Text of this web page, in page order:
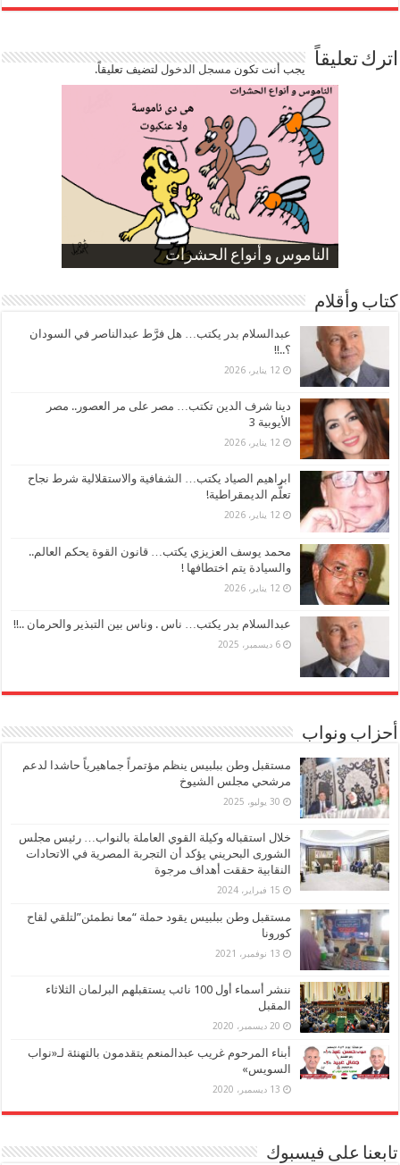
اترك تعليقاً يجب أنت تكون مسجل الدخوللتضيف تعليقاً.
الناموس و أنواع الحشرات
الموظفين بعد ارتفاع الأسعار
ارتفاع نسبة الطلاق في مصر
صورة كاركاتيرية
صورة كاركاتيرية
كتاب وأقلام
عبدالسلام بدر يكتب… هل فرَّط عبدالناصر في السودان
؟..!!
12 يناير، 2026
دينا شرف الدين تكتب… مصر على مر العصور.. مصر
الأيوبية 3
12 يناير، 2026
ابراهيم الصياد يكتب… الشفافية والاستقلالية شرط نجاح
تعلُّم الديمقراطية!
12 يناير، 2026
محمد يوسف العزيزي يكتب… قانون القوة يحكم العالم..
والسيادة يتم اختطافها !
12 يناير، 2026
عبدالسلام بدر يكتب… ناس . وناس بين التبذير والحرمان ..!!
6 ديسمبر، 2025
أحزاب ونواب
مستقبل وطن ببلبيس ينظم مؤتمراً جماهيرياً حاشدا لدعم
مرشحي مجلس الشيوخ
30 يوليو، 2025
خلال استقباله وكيلة القوي العاملة بالنواب… رئيس مجلس
الشورى البحريني يؤكد أن التجربة المصرية في الاتحادات
النقابية حققت أهداف مرجوة
15 فبراير، 2024
مستقبل وطن ببلبيس يقود حملة “معا نطمئن”لتلقي لقاح
كورونا
13 نوفمبر، 2021
ننشر أسماء أول 100 نائب يستقبلهم البرلمان الثلاثاء
المقبل
20 ديسمبر، 2020
أبناء المرحوم غريب عبدالمنعم يتقدمون بالتهنئة لـ«نواب
السويس»
13 ديسمبر، 2020
تابعنا على فيسبوك